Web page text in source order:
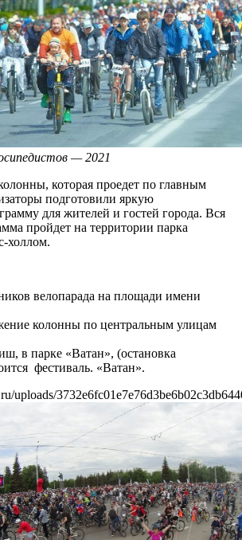
— 2021
которая проедет по главным
подготовили яркую
для жителей и гостей города. Вся
пройдет на территории парка
холлом.
велопарада на площади имени
колонны по центральным улицам
в парке «Ватан», (остановка
фестиваль. «Ватан».
uploads/